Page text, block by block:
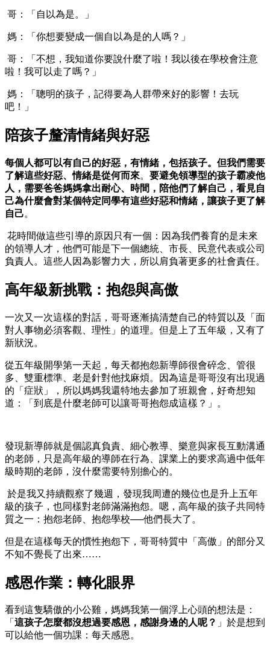
哥：「自以為是。」
媽：「你想要變成一個自以為是的人嗎？」
哥：「不想，我知道你要說什麼了啦！我以後在學校會注意
啦！我可以走了嗎？」
媽：「聰明的孩子，記得要為人群帶來好的影響！去玩
吧！」
陪孩子釐清情緒與好惡
每個人都可以有自己的好惡，有情緒，包括孩子。但我們需要
了解這些好惡、情緒是從何而來。 要避免領導型的孩子霸凌他
人，需要爸爸媽媽拿出耐心、時間，陪他們了解自己，看見自
己為什麼會對某個特定同學有這些好惡和情緒，讓孩子更了解
自己。
花時間做這些引導的原因只有一個：因為我們養育的是未來
的領導人才，他們可能是下一個總統、市長、民意代表或公司
負責人。這些人因為影響力大，所以肩負著更多的社會責任。
高年級新挑戰：抱怨與高傲
一次又一次這樣的對話，哥哥逐漸搞清楚自己的特質以及「面
對人事物必須客觀、理性」的道理。但是上了五年級，又有了
新狀況。
從五年級開學第一天起，每天都抱怨新導師很會碎念、管很
多、雙重標準、老是針對他找麻煩。因為這是哥哥沒有出現過
的「症狀」，所以媽媽我還特地去參加了班親會，好奇想知
道：「到底是什麼老師可以讓哥哥抱怨成這樣？」。
發現新導師就是個認真負責、細心教導、樂意與家長互動溝通
的老師，只是高年級的導師在行為、課業上的要求高過中低年
級時期的老師，沒什麼需要特別擔心的。
於是我又持續觀察了幾週，發現我周遭的幾位也是升上五年
級的孩子，也同樣對老師滿滿抱怨。嗯，高年級的孩子共同特
質之一：抱怨老師、抱怨學校──他們長大了。
但是在這樣每天的慣性抱怨下，哥哥特質中「高傲」的部分又
不知不覺長了出來……
感恩作業：轉化眼界
看到這隻驕傲的小公雞，媽媽我第一個浮上心頭的想法是：
「 這孩子怎麼都沒想過要感恩，感謝身邊的人呢？ 」於是想到
可以給他一個功課：每天感恩。